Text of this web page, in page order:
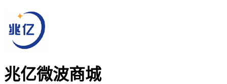
兆亿微波商城